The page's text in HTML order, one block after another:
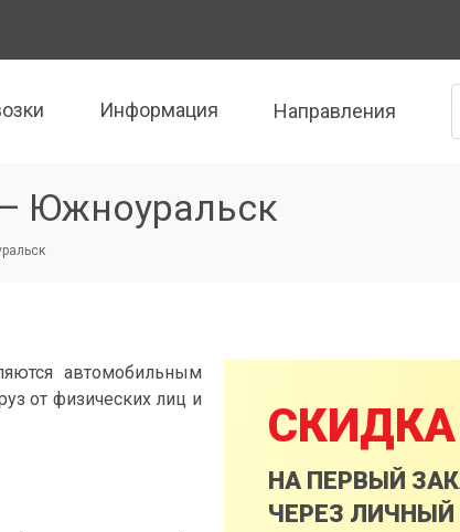
Информация Направления
Южноуральск
автомобильным
от физических лиц и
СКИДКА
НА ПЕРВЫЙ
ЧЕРЕЗ ЛИЧНЫЙ